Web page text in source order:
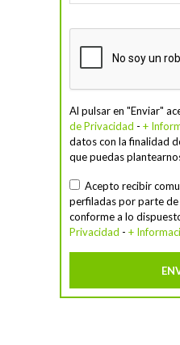
Al pulsar en "Enviar"
de Privacidad - +
datos con la finalidad
que puedas
Acepto recibir
perfiladas por parte de
conforme a lo
Privacidad - +